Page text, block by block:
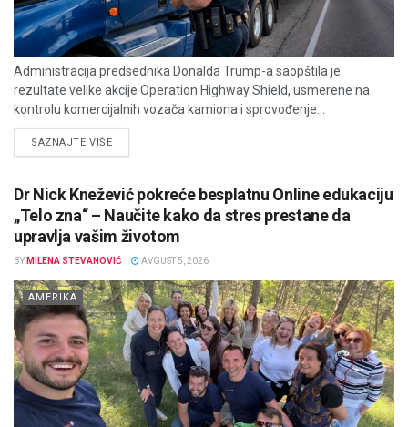
Administracija predsednika Donalda Trump-a saopštila je
rezultate velike akcije Operation Highway Shield, usmerene na
kontrolu komercijalnih vozača kamiona i sprovođenje...
SAZNAJTE VIŠEDETAILS
Dr Nick Knežević pokreće besplatnu Online edukaciju
„Telo zna“ – Naučite kako da stres prestane da
upravlja vašim životom
BY MILENA STEVANOVIĆ AVGUST 5, 2026
AMERIKA